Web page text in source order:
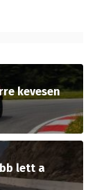
kevesen
lett a